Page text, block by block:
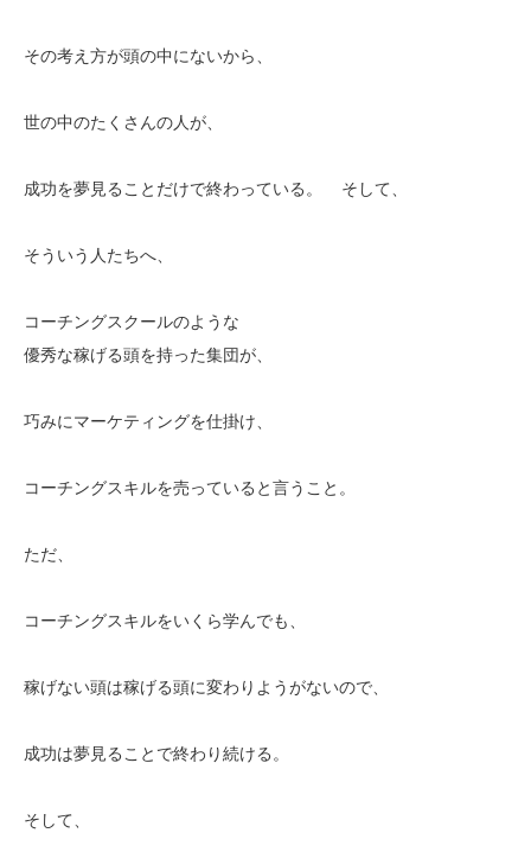
その考え方が頭の中にないから、
世の中のたくさんの人が、
成功を夢見ることだけで終わっている。 そして、
そういう人たちへ、
コーチングスクールのような
優秀な稼げる頭を持った集団が、
巧みにマーケティングを仕掛け、
コーチングスキルを売っていると言うこと。
ただ、
コーチングスキルをいくら学んでも、
稼げない頭は稼げる頭に変わりようがないので、
成功は夢見ることで終わり続ける。
そして、